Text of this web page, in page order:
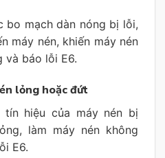
bo mạch dàn nóng bị lỗi,
máy nén, khiến máy nén
và báo lỗi E6.
lỏng hoặc đứt
tín hiệu của máy nén bị
làm máy nén không
E6.